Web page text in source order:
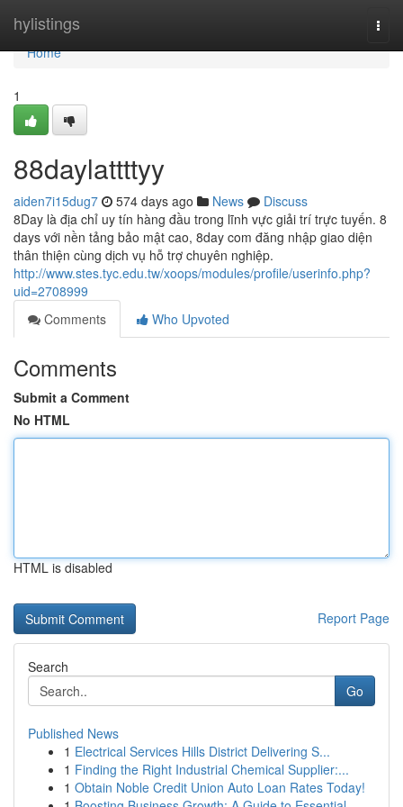
hylistings
Home
Home
1
88daylattttyy
aiden7i15dug7 574 days ago News
Discuss
8Day là địa chỉ uy tín hàng đầu trong lĩnh vực giải trí trực tuyến. 8
days với nền tảng bảo mật cao, 8day com đăng nhập giao diện
thân thiện cùng dịch vụ hỗ trợ chuyên nghiệp.
http://www.stes.tyc.edu.tw/xoops/modules/profile/userinfo.php?
uid=2708999
Comments
Who Upvoted
Comments
Submit a Comment
No HTML
HTML is disabled
Report Page
Search
Go
Published News
1 Electrical Services Hills District Delivering S...
1 Finding the Right Industrial Chemical Supplier:...
1 Obtain Noble Credit Union Auto Loan Rates Today!